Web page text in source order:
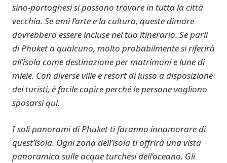
sino-portoghesi si possono trovare in tutta la città
vecchia. Se ami l’arte e la cultura, queste dimore
dovrebbero essere incluse nel tuo itinerario. Se parli
di Phuket a qualcuno, molto probabilmente si riferirà
all’isola come destinazione per matrimoni e lune di
miele. Con diverse ville e resort di lusso a disposizione
dei turisti, è facile capire perché le persone vogliono
sposarsi qui.
I soli panorami di Phuket ti faranno innamorare di
quest’isola. Ogni zona dell’isola ti offrirà una vista
panoramica sulle acque turchesi dell’oceano. Gli